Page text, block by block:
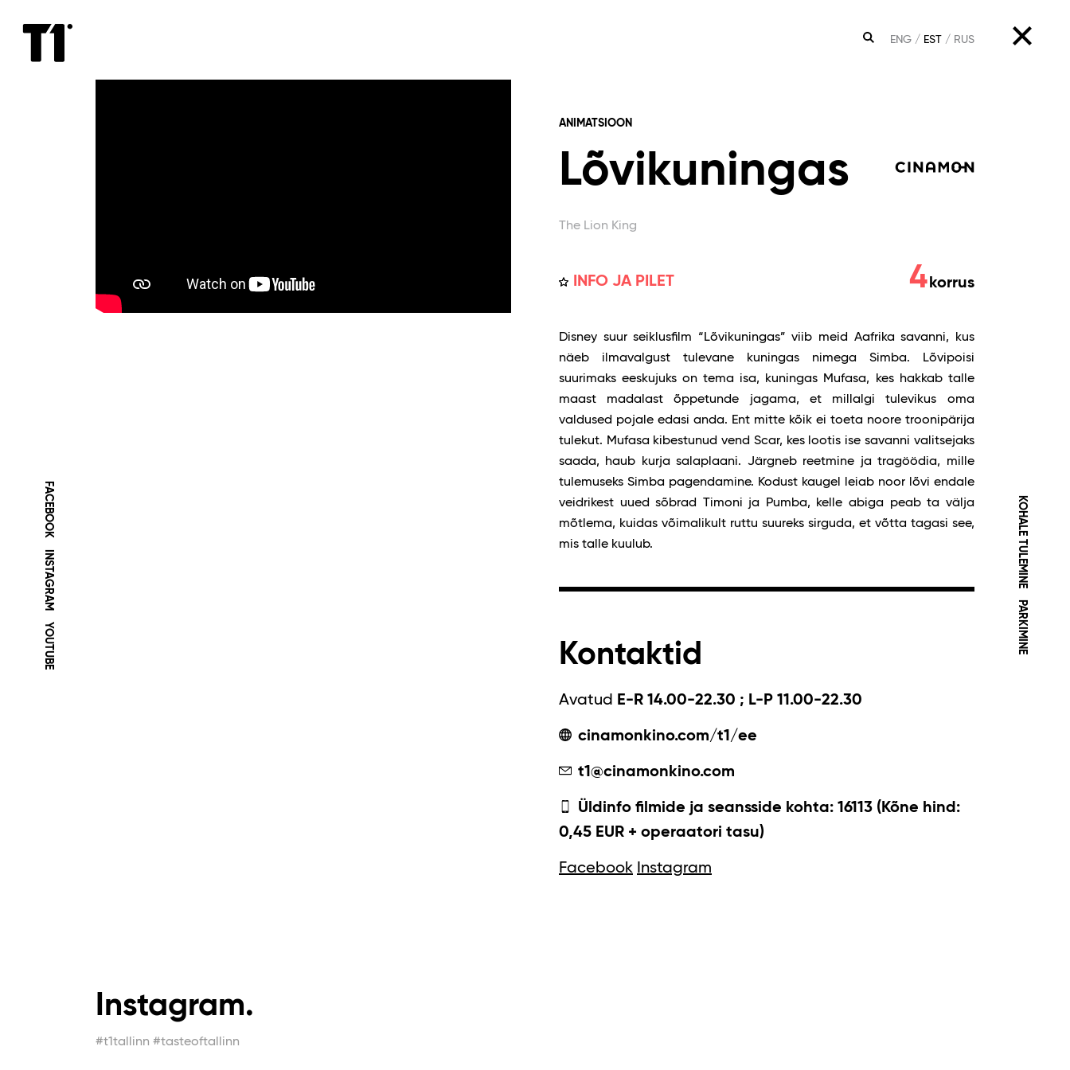
OTSING
ENG EST RUS
FACEBOOK
INSTAGRAM
YOUTUBE
KOHALE TULEMINE
PARKIMINE
ANIMATSIOON
Lõvikuningas
The Lion King
INFO JA PILET 4korrus
Disney suur seiklusfilm “Lõvikuningas” viib meid Aafrika savanni, kus
näeb ilmavalgust tulevane kuningas nimega Simba. Lõvipoisi
suurimaks eeskujuks on tema isa, kuningas Mufasa, kes hakkab talle
maast madalast õppetunde jagama, et millalgi tulevikus oma
valdused pojale edasi anda. Ent mitte kõik ei toeta noore troonipärija
tulekut. Mufasa kibestunud vend Scar, kes lootis ise savanni valitsejaks
saada, haub kurja salaplaani. Järgneb reetmine ja tragöödia, mille
tulemuseks Simba pagendamine. Kodust kaugel leiab noor lõvi endale
veidrikest uued sõbrad Timoni ja Pumba, kelle abiga peab ta välja
mõtlema, kuidas võimalikult ruttu suureks sirguda, et võtta tagasi see,
mis talle kuulub.
Kontaktid
Avatud E-R 14.00-22.30 ; L-P 11.00-22.30
cinamonkino.com/t1/ee
t1@cinamonkino.com
Üldinfo filmide ja seansside kohta: 16113 (Kõne hind:
0,45 EUR + operaatori tasu)
Facebook Instagram
Instagram.
#t1tallinn #tasteoftallinn